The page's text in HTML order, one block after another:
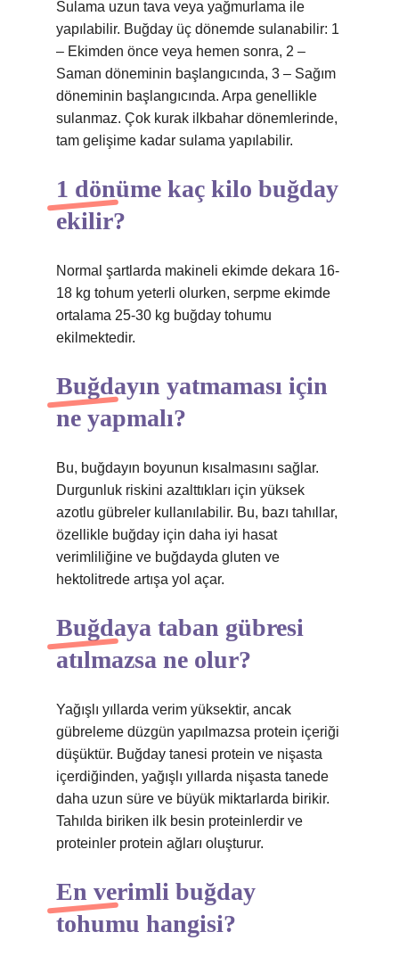
Sulama uzun tava veya yağmurlama ile
yapılabilir. Buğday üç dönemde sulanabilir: 1
– Ekimden önce veya hemen sonra, 2 –
Saman döneminin başlangıcında, 3 – Sağım
döneminin başlangıcında. Arpa genellikle
sulanmaz. Çok kurak ilkbahar dönemlerinde,
tam gelişime kadar sulama yapılabilir.
1 dönüme kaç kilo buğday
ekilir?
Normal şartlarda makineli ekimde dekara 16-
18 kg tohum yeterli olurken, serpme ekimde
ortalama 25-30 kg buğday tohumu
ekilmektedir.
Buğdayın yatmaması için
ne yapmalı?
Bu, buğdayın boyunun kısalmasını sağlar.
Durgunluk riskini azalttıkları için yüksek
azotlu gübreler kullanılabilir. Bu, bazı tahıllar,
özellikle buğday için daha iyi hasat
verimliliğine ve buğdayda gluten ve
hektolitrede artışa yol açar.
Buğdaya taban gübresi
atılmazsa ne olur?
Yağışlı yıllarda verim yüksektir, ancak
gübreleme düzgün yapılmazsa protein içeriği
düşüktür. Buğday tanesi protein ve nişasta
içerdiğinden, yağışlı yıllarda nişasta tanede
daha uzun süre ve büyük miktarlarda birikir.
Tahılda biriken ilk besin proteinlerdir ve
proteinler protein ağları oluşturur.
En verimli buğday
tohumu hangisi?